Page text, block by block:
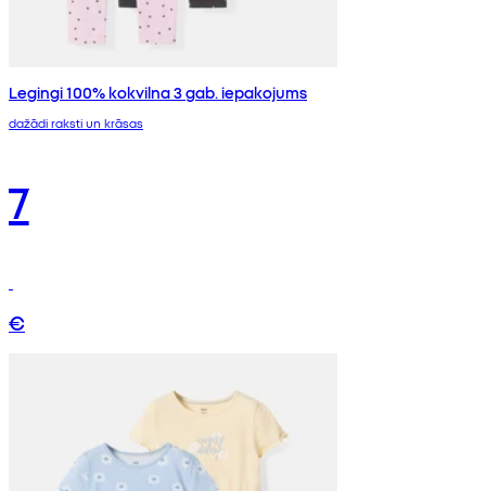
Legingi 100% kokvilna 3 gab. iepakojums
dažādi raksti un krāsas
7
€